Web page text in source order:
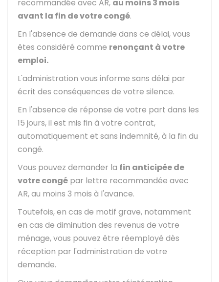
recommandée avec AR, au moins 3 mois
avant la fin de votre congé.
En l'absence de demande dans ce délai, vous
êtes considéré comme renonçant à votre
emploi.
L'administration vous informe sans délai par
écrit des conséquences de votre silence.
En l'absence de réponse de votre part dans les
15 jours, il est mis fin à votre contrat,
automatiquement et sans indemnité, à la fin du
congé.
Vous pouvez demander la fin anticipée de
votre congé par lettre recommandée avec
AR, au moins 3 mois à l'avance.
Toutefois, en cas de motif grave, notamment
en cas de diminution des revenus de votre
ménage, vous pouvez être réemployé dès
réception par l'administration de votre
demande.